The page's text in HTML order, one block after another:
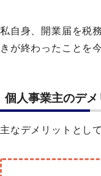
私自身、開業届を税
きが終わったことを
個人事業主のデメ
主なデメリットとし